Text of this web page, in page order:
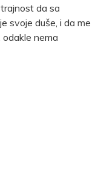
da sa
svoje duše, i da me
odakle nema